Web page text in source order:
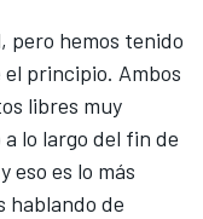
pero hemos tenido
principio. Ambos
libres muy
lo largo del fin de
eso es lo más
hablando de